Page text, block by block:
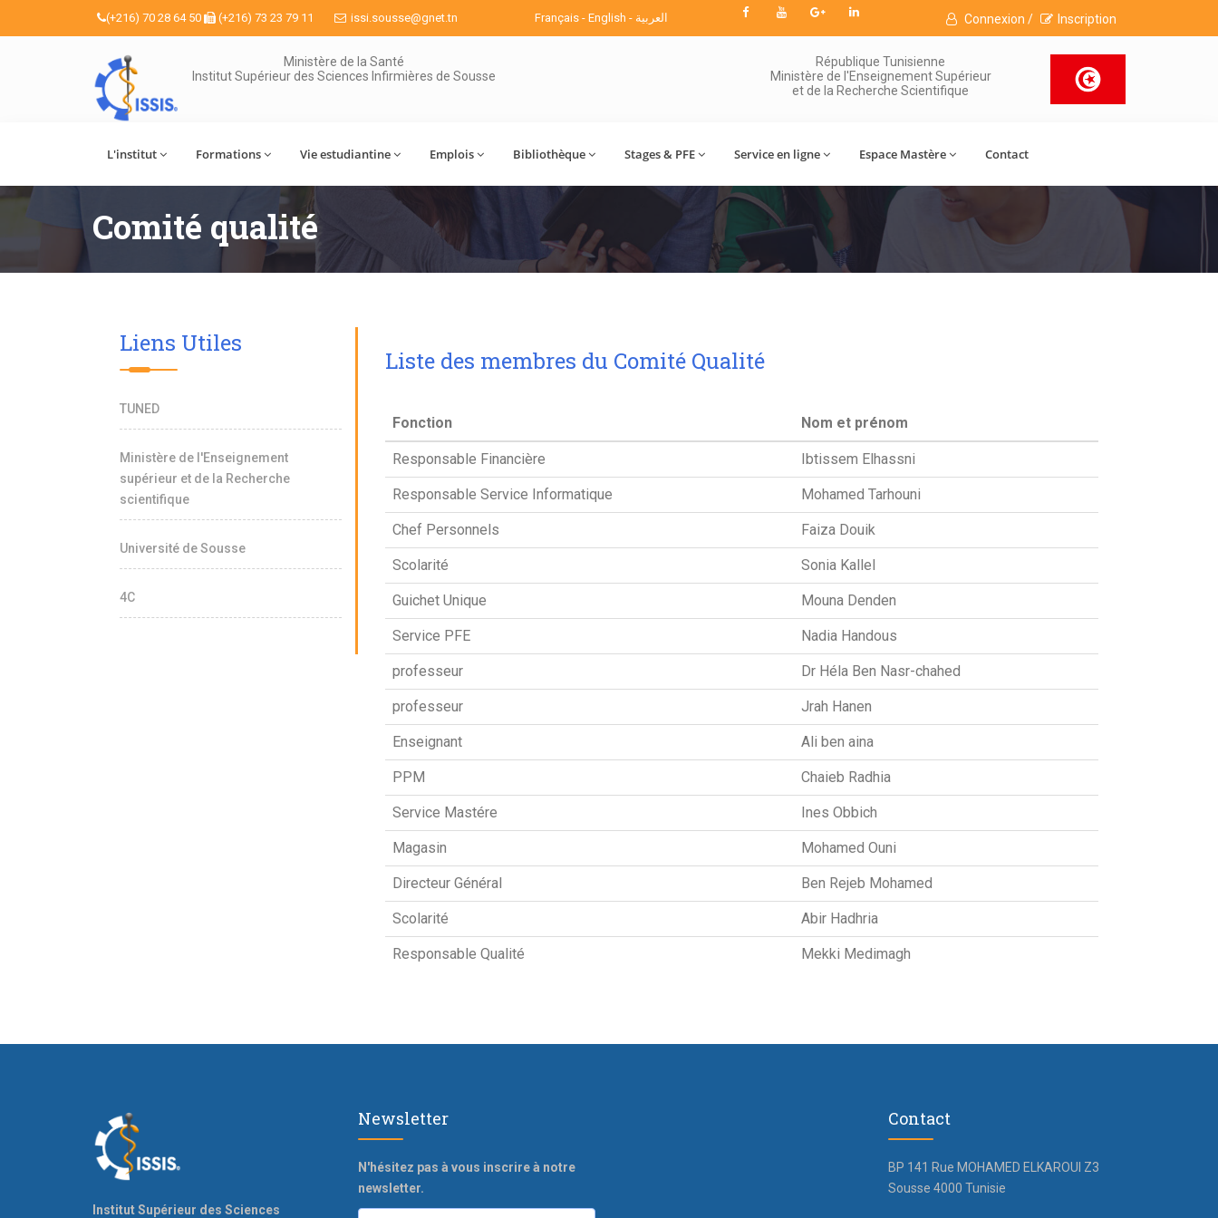
(+216) 70 28 64 50 (+216) 73 23 79 11 issi.sousse@gnet.tn Français- English - العربية Connexion / Inscription
Ministère de la Santé
Institut Supérieur des Sciences Infirmières de Sousse
République Tunisienne
Ministère de l'Enseignement Supérieur
et de la Recherche Scientifique
L'institut Formations Vie estudiantine Emplois Bibliothèque Stages & PFE Service en ligne Espace Mastère Contact
Comité qualité
Liens Utiles
TUNED
Ministère de l'Enseignement
supérieur et de la Recherche
scientifique
Université de Sousse
4C
Liste des membres du Comité Qualité
Fonction Nom et prénom
Responsable Financière Ibtissem Elhassni
Responsable Service Informatique Mohamed Tarhouni
Chef Personnels Faiza Douik
Scolarité Sonia Kallel
Guichet Unique Mouna Denden
Service PFE Nadia Handous
professeur Dr Héla Ben Nasr-chahed
professeur Jrah Hanen
Enseignant Ali ben aina
PPM Chaieb Radhia
Service Mastére Ines Obbich
Magasin Mohamed Ouni
Directeur Général Ben Rejeb Mohamed
Scolarité Abir Hadhria
Responsable Qualité Mekki Medimagh
Institut Supérieur des Sciences
Newsletter
N'hésitez pas à vous inscrire à notre
newsletter.
Contact
BP 141 Rue MOHAMED ELKAROUI Z3
Sousse 4000 Tunisie